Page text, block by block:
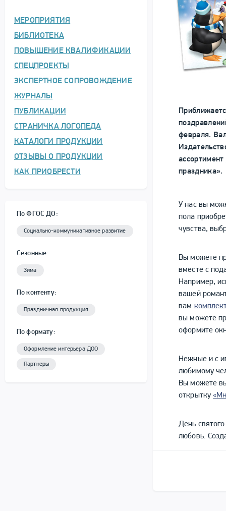
МЕРОПРИЯТИЯ
БИБЛИОТЕКА
ПОВЫШЕНИЕ КВАЛИФИКАЦИИ
СПЕЦПРОЕКТЫ
ЭКСПЕРТНОЕ СОПРОВОЖДЕНИЕ
ЖУРНАЛЫ
ПУБЛИКАЦИИ
СТРАНИЧКА ЛОГОПЕДА
КАТАЛОГИ ПРОДУКЦИИ
ОТЗЫВЫ О ПРОДУКЦИИ
КАК ПРИОБРЕСТИ
По ФГОС ДО:
Социально-коммуникативное развитие
Сезонные:
Зима
По контенту:
Праздничная продукция
По формату:
Оформление интерьера ДОО
Партнеры
февраля.
ассортимент
праздника».
У нас вы
пола
чувства,
Вы можете
вместе с
Например,
вашей
вам
вы можете
оформите
Нежные и с
любимому
Вы можете
открытку
День
любовь.